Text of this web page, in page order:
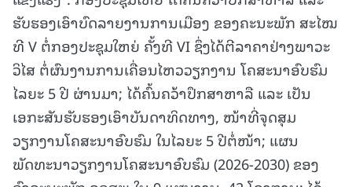
ຮັບຮອງເອົາບົດລາຍງານການເມືອງ ຂອງຄະນະພັກ ສະໄໝ
ທີ V ຕໍ່ກອງປະຊຸມໃຫຍ່ ຄັ້ງທີ VI ຊຶ່ງໄດ້ຕີລາຄາຢ່າງພາວະ
ວິໄສ ຕໍ່ຜົນງານການເຄື່ອນໄຫວວຽກງານ ໂຄສະນາອົບຮົມ
ໄລຍະ 5 ປີ ຜ່ານມາ; ໄດ້ຄົ້ນຄວ້າປຶກສາຫາລື ແລະ ເປັນ
ເອກະສັນຮັບຮອງເອົາບັນດາທິດທາງ, ໜ້າທີ່ຈຸດສຸມ
ວຽກງານໂຄສະນາອົບຮົມ ໃນໄລຍະ 5 ປີຕໍ່ໜ້າ; ແຜນ
ພັດທະນາວຽກງານໂຄສະນາອົບຮົມ (2026-2030) ຂອງ